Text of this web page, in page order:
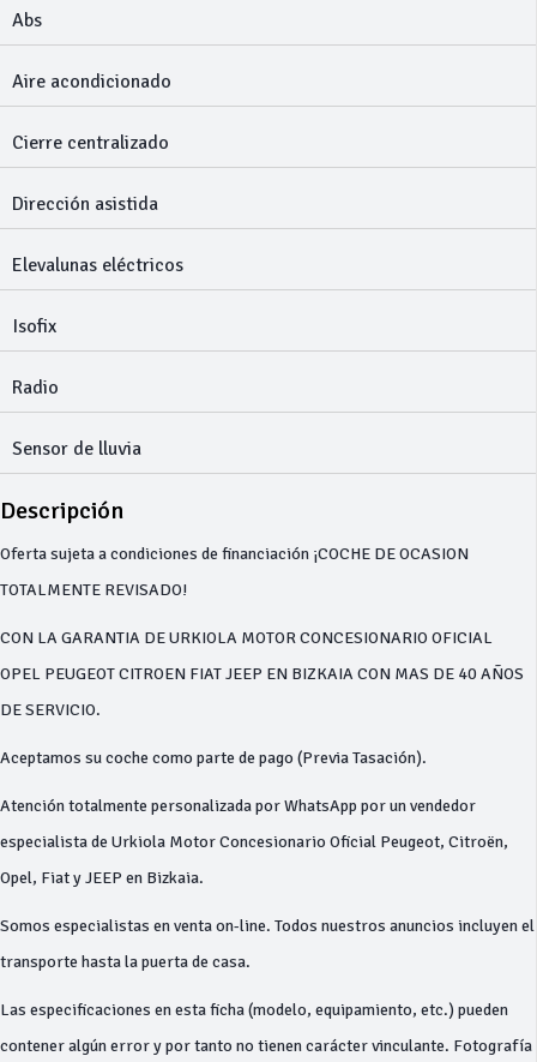
Abs
Aire acondicionado
Cierre centralizado
Dirección asistida
Elevalunas eléctricos
Isofix
Radio
Sensor de lluvia
Descripción
Oferta sujeta a condiciones de financiación ¡COCHE DE OCASION
TOTALMENTE REVISADO!
CON LA GARANTIA DE URKIOLA MOTOR CONCESIONARIO OFICIAL
OPEL PEUGEOT CITROEN FIAT JEEP EN BIZKAIA CON MAS DE 40 AÑOS
DE SERVICIO.
Aceptamos su coche como parte de pago (Previa Tasación).
Atención totalmente personalizada por WhatsApp por un vendedor
especialista de Urkiola Motor Concesionario Oficial Peugeot, Citroën,
Opel, Fiat y JEEP en Bizkaia.
Somos especialistas en venta on-line. Todos nuestros anuncios incluyen el
transporte hasta la puerta de casa.
Las especificaciones en esta ficha (modelo, equipamiento, etc.) pueden
contener algún error y por tanto no tienen carácter vinculante. Fotografía